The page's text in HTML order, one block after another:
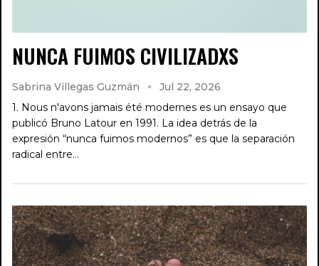
NUNCA FUIMOS CIVILIZADXS
Sabrina Villegas Guzmán
Jul 22, 2026
1. Nous n'avons jamais été modernes es un ensayo que
publicó Bruno Latour en 1991. La idea detrás de la
expresión “nunca fuimos modernos” es que la separación
radical entre…